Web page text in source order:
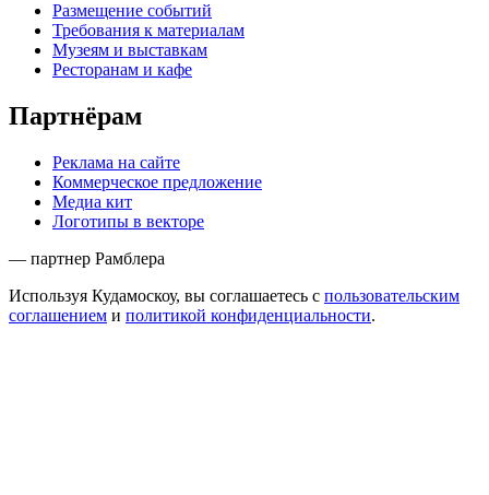
Размещение событий
Требования к материалам
Музеям и выставкам
Ресторанам и кафе
Партнёрам
Реклама на сайте
Коммерческое предложение
Медиа кит
Логотипы в векторе
— партнер Рамблера
Используя Кудамоскоу, вы соглашаетесь с пользовательским
соглашением и политикой конфиденциальности.